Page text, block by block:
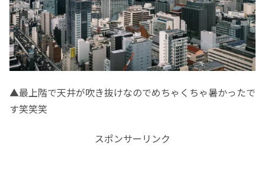
▲最上階で天井が吹き抜けなのでめちゃくちゃ暑かったで
す笑笑笑
スポンサーリンク